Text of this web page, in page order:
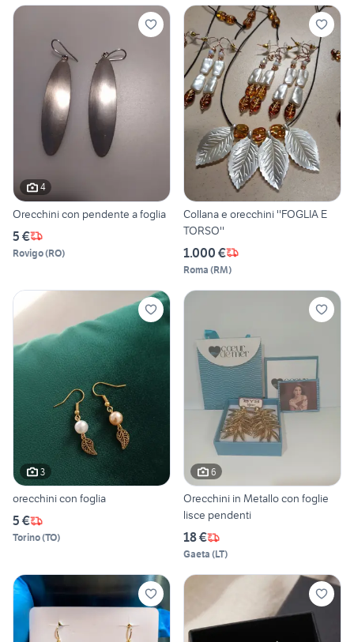
4
Orecchini con pendente a foglia
5 €
Rovigo(RO)
Collana e orecchini ''FOGLIA E
TORSO''
1.000 €
Roma (RM)
3
orecchini con foglia
5 €
Torino(TO)
6
Orecchini in Metallo con foglie
lisce pendenti
18 €
Gaeta (LT)